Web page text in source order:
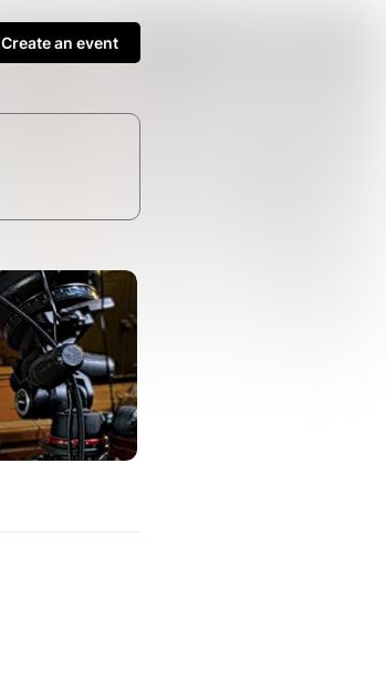
Create an event